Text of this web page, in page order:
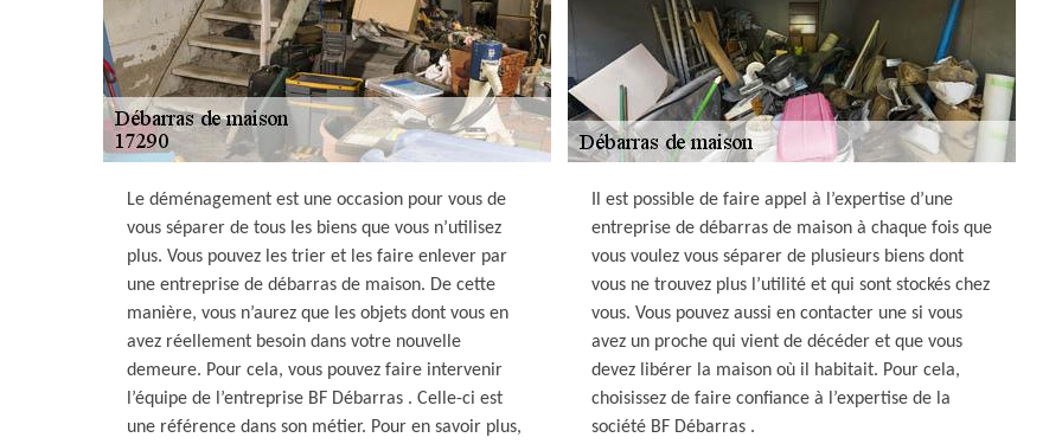
Le déménagement est une occasion pour vous de
vous séparer de tous les biens que vous n’utilisez
plus. Vous pouvez les trier et les faire enlever par
une entreprise de débarras de maison. De cette
manière, vous n’aurez que les objets dont vous en
avez réellement besoin dans votre nouvelle
demeure. Pour cela, vous pouvez faire intervenir
l’équipe de l’entreprise BF Débarras . Celle-ci est
une référence dans son métier. Pour en savoir plus,
Il est possible de faire appel à l’expertise d’une
entreprise de débarras de maison à chaque fois que
vous voulez vous séparer de plusieurs biens dont
vous ne trouvez plus l’utilité et qui sont stockés chez
vous. Vous pouvez aussi en contacter une si vous
avez un proche qui vient de décéder et que vous
devez libérer la maison où il habitait. Pour cela,
choisissez de faire confiance à l’expertise de la
société BF Débarras .